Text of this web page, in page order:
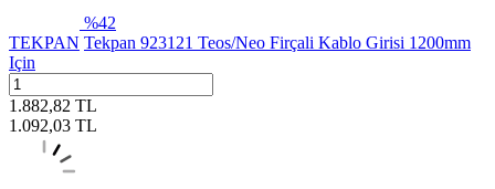
%42
TEKPAN Tekpan 923121 Teos/Neo Firçali Kablo Girisi 1200mm
Için
1.882,82 TL
1.092,03 TL